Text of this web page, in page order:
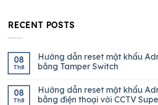
RECENT POSTS
08
Th8
Hướng dẫn reset mật khẩu
bằng Tamper Switch
08
Th8
Hướng dẫn reset mật khẩu
bằng điện thoại với CCTV